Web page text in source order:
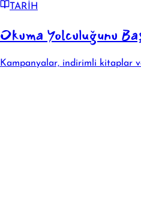
TARİH
Okuma Yolculuğunu
Kampanyalar, indirimli kitaplar